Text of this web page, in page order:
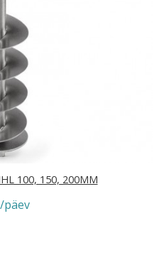
100, 150, 200MM
päev